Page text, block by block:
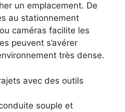
un emplacement. De
au stationnement
caméras facilite les
peuvent s’avérer
très dense.
avec des outils
souple et